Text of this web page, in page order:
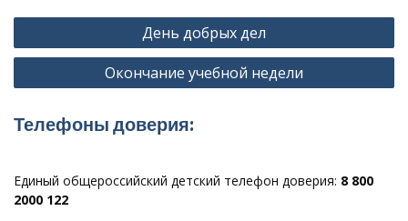
Навигация
по
День добрых дел
Окончание учебной недели
Телефоны доверия:
Единый общероссийский детский телефон доверия: 8 800
2000 122